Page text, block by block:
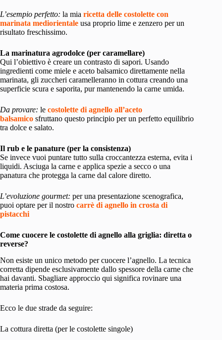
L’esempio perfetto: la mia ricetta delle costolette con
marinata mediorientale usa proprio lime e zenzero per un
risultato freschissimo.
La marinatura agrodolce (per caramellare)
Qui l’obiettivo è creare un contrasto di sapori. Usando
ingredienti come miele e aceto balsamico direttamente nella
marinata, gli zuccheri caramelleranno in cottura creando una
superficie scura e saporita, pur mantenendo la carne umida.
Da provare: le costolette di agnello all’aceto
balsamico sfruttano questo principio per un perfetto equilibrio
tra dolce e salato.
Il rub e le panature (per la consistenza)
Se invece vuoi puntare tutto sulla croccantezza esterna, evita i
liquidi. Asciuga la carne e applica spezie a secco o una
panatura che protegga la carne dal calore diretto.
L’evoluzione gourmet: per una presentazione scenografica,
puoi optare per il nostro carrè di agnello in crosta di
pistacchi
Come cuocere le costolette di agnello alla griglia: diretta o
reverse?
Non esiste un unico metodo per cuocere l’agnello. La tecnica
corretta dipende esclusivamente dallo spessore della carne che
hai davanti. Sbagliare approccio qui significa rovinare una
materia prima costosa.
Ecco le due strade da seguire:
La cottura diretta (per le costolette singole)